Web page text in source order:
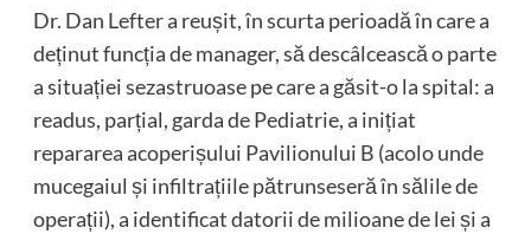
Dr. Dan Lefter a reușit, în scurta perioadă în care a
deținut funcția de manager, să descâlcească o parte
a situației sezastruoase pe care a găsit-o la spital: a
readus, parțial, garda de Pediatrie, a inițiat
repararea acoperișului Pavilionului B (acolo unde
mucegaiul și infiltrațiile pătrunseseră în sălile de
operații), a identificat datorii de milioane de lei și a